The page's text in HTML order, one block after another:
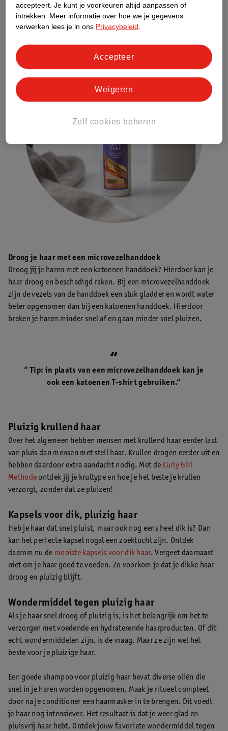
Een haarolie metarganolieof serum kan ook wonderen doen
voor je pluizige haar. Gebruik bijvoorbeeld
Droog je haar met een microvezelhanddoek
Droog jij je haren met een katoenen handdoek? Hierdoor kan je
haar droog en beschadigd raken. Bij een microvezelhanddoek
zijn de vezels van de handdoek een stuk gladder en wordt water
beter opgenomen dan bij een katoenen handdoek. Hierdoor
breken je haren minder snel af en gaan minder snel pluizen.
“ Tip: in plaats van een microvezelhanddoek kan je
ook een katoenen T-shirt gebruiken.“
Pluizig krullend haar
Over het algemeen hebben mensen met krullend haar eerder last
van pluis dan mensen met steil haar. Krullen drogen eerder uit en
hebben daardoor extra aandacht nodig. Met de Curly Girl
Methode ontdek jij je krultype en hoe je het beste je krullen
verzorgt, zonder dat ze pluizen!
Kapsels voor dik, pluizig haar
Heb je haar dat snel pluist, maar ook nog eens heel dik is? Dan
kan het perfecte kapsel nogal een zoektocht zijn. Ontdek
daarom nu de mooiste kapsels voor dik haar. Vergeet daarnaast
niet om je haar goed te voeden. Zo voorkom je dat je dikke haar
droog en pluizig blijft.
Wondermiddel tegen pluizig haar
Als je haar snel droog of pluizig is, is het belangrijk om het te
verzorgen met voedende en hydraterende haarproducten. Of dit
echt wondermiddelen zijn, is de vraag. Maar ze zijn wel het
beste voor je pluizige haar.
Een goede shampoo voor pluizig haar bevat diverse oliën die
snel in je haren worden opgenomen. Maak je ritueel compleet
door na je conditioner een haarmasker in te brengen. Dit voedt
je haar nog intensiever. Het resultaat is dat je weer glad en
pluisvrij haar hebt. Ontdek jouw favoriete wondermiddel tegen
accepteert. Je kunt je voorkeuren altijd aanpassen of
intrekken.
Meer informatie over hoe we je gegevens
verwerken lees je in ons Privacybeleid
Zelf cookies beheren
Weigeren
Accepteer